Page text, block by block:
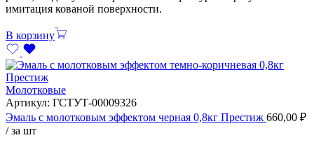
имитация кованой поверхности.
В корзину
Молотковые
Артикул: ГСТУТ-00009326
Эмаль с молотковым эффектом черная 0,8кг Престиж 660,00 ₽
/ за шт